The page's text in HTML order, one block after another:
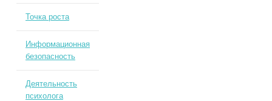
Точка роста
Информационная
безопасность
Деятельность
психолога